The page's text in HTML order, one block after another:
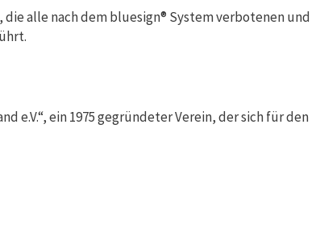
alle nach dem bluesign® System verbotenen und
e.V.“, ein 1975 gegründeter Verein, der sich für den